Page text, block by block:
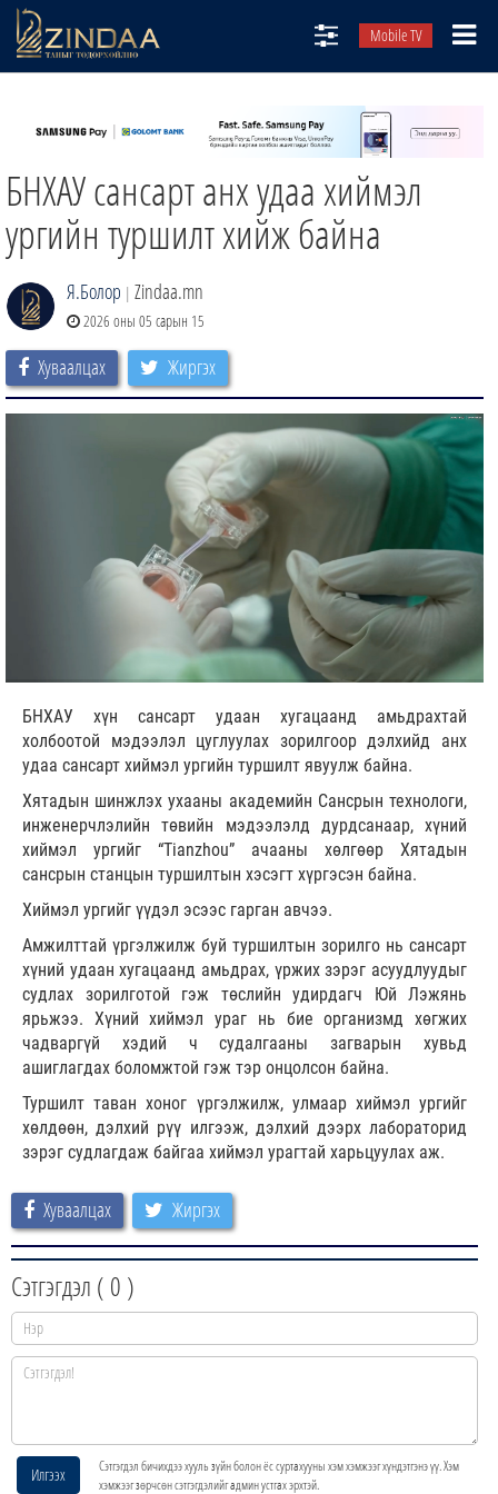
Mobile TV
ТВ8
ӨГЛӨӨНИЙ СОНИН
АУДИО ЗОХИОЛ
ЗИНДАА СЭТГҮҮЛ
БНХАУ сансарт анх удаа хиймэл
ургийн туршилт хийж байна
Я.Болор | Zindaa.mn
2026 оны 05 сарын 15
Хуваалцах Жиргэх
БНХАУ хүн сансарт удаан хугацаанд амьдрахтай
холбоотой мэдээлэл цуглуулах зорилгоор дэлхийд анх
удаа сансарт хиймэл ургийн туршилт явуулж байна.
Хятадын шинжлэх ухааны академийн Сансрын технологи,
инженерчлэлийн төвийн мэдээлэлд дурдсанаар, хүний
хиймэл ургийг “Тianzhou” ачааны хөлгөөр Хятадын
сансрын станцын туршилтын хэсэгт хүргэсэн байна.
Хиймэл ургийг үүдэл эсээс гарган авчээ.
Амжилттай үргэлжилж буй туршилтын зорилго нь сансарт
хүний удаан хугацаанд амьдрах, үржих зэрэг асуудлуудыг
судлах зорилготой гэж төслийн удирдагч Юй Лэжянь
ярьжээ. Хүний хиймэл ураг нь бие организмд хөгжих
чадваргүй хэдий ч судалгааны загварын хувьд
ашиглагдах боломжтой гэж тэр онцолсон байна.
Туршилт таван хоног үргэлжилж, улмаар хиймэл ургийг
хөлдөөн, дэлхий рүү илгээж, дэлхий дээрх лабораторид
зэрэг судлагдаж байгаа хиймэл урагтай харьцуулах аж.
Хуваалцах Жиргэх
Сэтгэгдэл ( 0 )
Илгээх
Сэтгэгдэл бичихдээ хууль зүйн болон ёс суртахууны хэм хэмжээг хүндэтгэнэ үү. Хэм
хэмжээг зөрчсөн сэтгэгдэлийг админ устгах эрхтэй.